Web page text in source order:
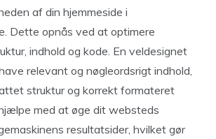
af din hjemmeside i
Dette opnås ved at optimere
indhold og kode. En veldesignet
relevant og nøgleordsrigt indhold,
struktur og korrekt formateret
med at øge dit websteds
resultatsider, hvilket gør